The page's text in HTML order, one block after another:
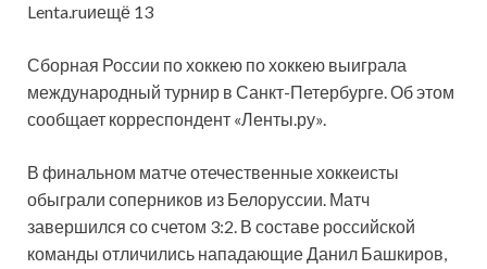
Lenta.ruиещё 13
Сборная России по хоккею по хоккею выиграла
международный турнир в Санкт-Петербурге. Об этом
сообщает корреспондент «Ленты.ру».
В финальном матче отечественные хоккеисты
обыграли соперников из Белоруссии. Матч
завершился со счетом 3:2. В составе российской
команды отличились нападающие Данил Башкиров,